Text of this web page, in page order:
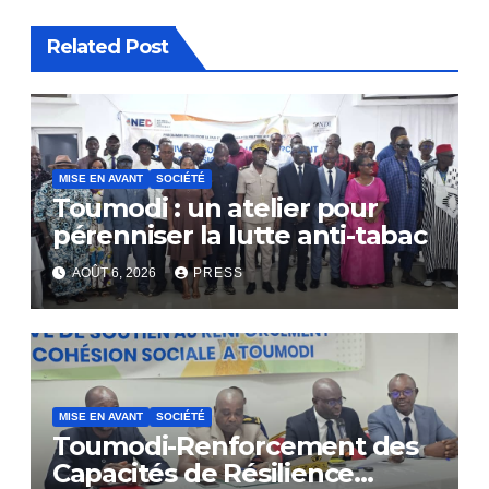
Related Post
MISE EN AVANT SOCIÉTÉ
Toumodi : un atelier pour
pérenniser la lutte anti-tabac
AOÛT 6, 2026 PRESS
MISE EN AVANT SOCIÉTÉ
Toumodi-Renforcement des
Capacités de Résilience